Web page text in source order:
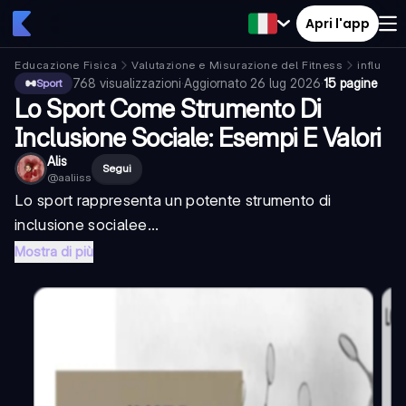
Apri l'app
Educazione Fisica Valutazione e Misurazione del Fitness
Sport
768 visualizzazioni·Aggiornato 26 lug 2026·15 pagine
Lo Sport Come Strumento Di
Inclusione Sociale: Esempi E Valori
Alis
@aaliiss
Segui
Lo sport rappresenta un potente strumento di
inclusione socialee...
Mostra di più